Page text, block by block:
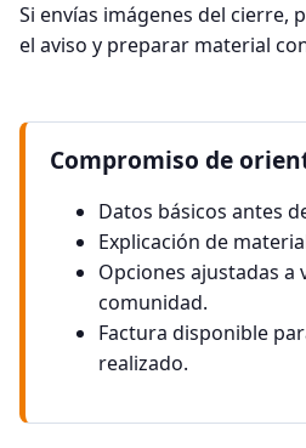
Si envías imágenes del cierre,
el aviso y preparar material
Compromiso de
Datos básicos antes
Explicación de
Opciones ajustadas a
comunidad.
Factura disponible
realizado.